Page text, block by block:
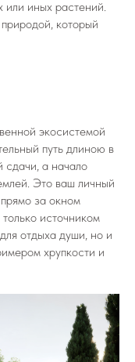
или иных растений.
который
экосистемой
путь длиною в
сдачи, а начало
Это ваш личный
за окном
источником
отдыха души, но и
хрупкости и